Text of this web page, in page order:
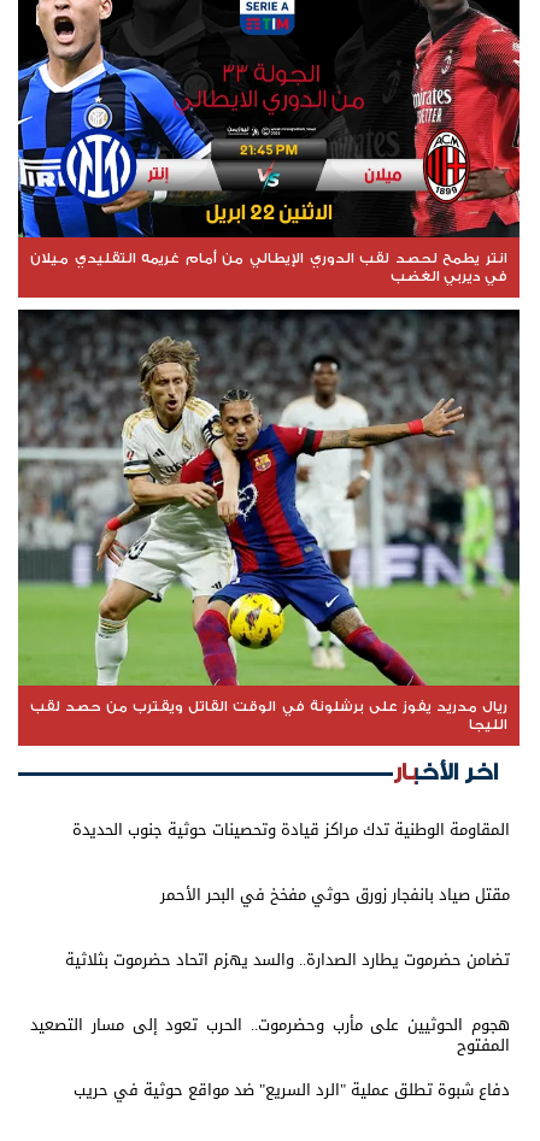
انتر يطمح لحصد لقب الدوري الإيطالي من أمام غريمه التقليدي ميلان
في ديربي الغضب
ريال مدريد يفوز على برشلونة في الوقت القاتل ويقترب من حصد لقب
الليجا
اخر الأخبار
المقاومة الوطنية تدك مراكز قيادة وتحصينات حوثية جنوب الحديدة
مقتل صياد بانفجار زورق حوثي مفخخ في البحر الأحمر
تضامن حضرموت يطارد الصدارة.. والسد يهزم اتحاد حضرموت بثلاثية
هجوم الحوثيين على مأرب وحضرموت.. الحرب تعود إلى مسار التصعيد
المفتوح
دفاع شبوة تطلق عملية "الرد السريع" ضد مواقع حوثية في حريب